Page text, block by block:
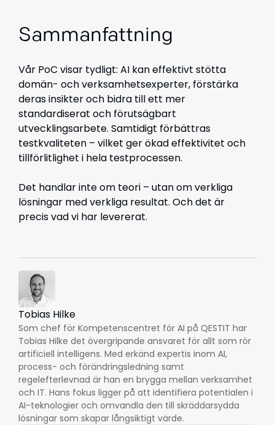
Sammanfattning
Vår PoC visar tydligt: AI kan effektivt stötta
domän- och verksamhetsexperter, förstärka
deras insikter och bidra till ett mer
standardiserat och förutsägbart
utvecklingsarbete. Samtidigt förbättras
testkvaliteten – vilket ger ökad effektivitet och
tillförlitlighet i hela testprocessen.
Det handlar inte om teori – utan om verkliga
lösningar med verkliga resultat. Och det är
precis vad vi har levererat.
Tobias Hilke
Som chef för Kompetenscentret för AI på QESTIT har
Tobias Hilke det övergripande ansvaret för allt som rör
artificiell intelligens. Med erkänd expertis inom AI,
process- och förändringsledning samt
regelefterlevnad är han en brygga mellan verksamhet
och IT. Hans fokus ligger på att identifiera potentialen i
AI-teknologier och omvandla den till skräddarsydda
lösningar som skapar långsiktigt värde.